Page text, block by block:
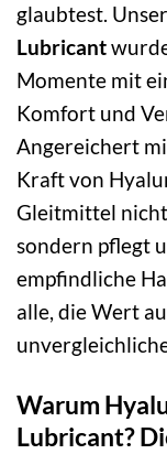
glaubtest. Unser
Lubricant
Momente mit
Komfort und
Angereichert
Kraft von
Gleitmittel
sondern pflegt
empfindliche
alle, die Wert
Warum
Lubricant?